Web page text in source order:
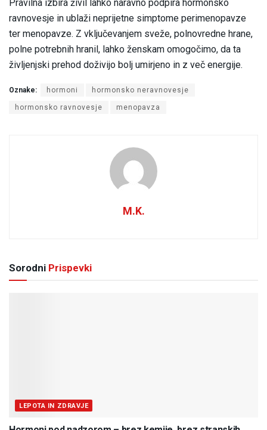
Pravilna izbira živil lahko naravno podpira hormonsko
ravnovesje in ublaži neprijetne simptome perimenopavze
ter menopavze. Z vključevanjem sveže, polnovredne hrane,
polne potrebnih hranil, lahko ženskam omogočimo, da ta
življenjski prehod doživijo bolj umirjeno in z več energije.
Oznake: hormoni hormonsko neravnovesje
hormonsko ravnovesje menopavza
M.K.
Sorodni Prispevki
LEPOTA IN ZDRAVJE